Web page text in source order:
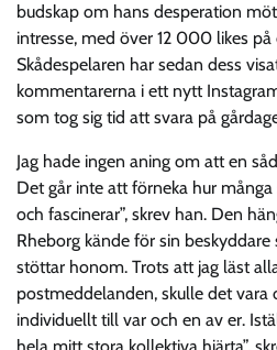
budskap om hans desperation
intresse, med över 12 000 likes på
Skådespelaren har sedan dess
kommentarerna i ett nytt
som tog sig tid att svara på
Jag hade ingen aning om att en
Det går inte att förneka hur
och fascinerar”, skrev han. Den
Rheborg kände för sin
stöttar honom. Trots att jag läst
postmeddelanden, skulle det
individuellt till var och en av er.